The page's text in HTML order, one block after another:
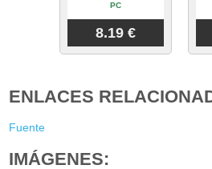
PC
8.19 €
ENLACES
Fuente
IMÁGENES: